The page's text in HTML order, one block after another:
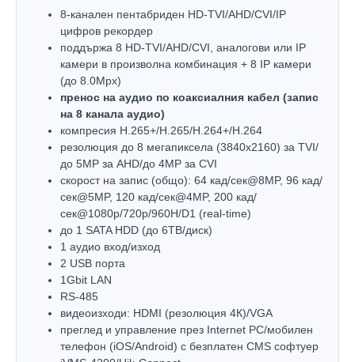
8-канален пентабриден HD-TVI/AHD/CVI/IP
цифров рекордер
поддържа 8 HD-TVI/AHD/CVI, аналогови или IP
камери в произволна комбинация + 8 IP камери
(до 8.0Mpx)
пренос на аудио по коаксиалния кабел (запис
на 8 канала аудио)
компресия H.265+/H.265/H.264+/H.264
резолюция до 8 мегапиксела (3840х2160) за TVI/
до 5MP за AHD/до 4MP за CVI
скорост на запис (общо): 64 кад/сек@8MP, 96 кад/
сек@5MP, 120 кад/сек@4MP, 200 кад/
сек@1080p/720p/960H/D1 (real-time)
до 1 SATA HDD (до 6ТВ/диск)
1 аудио вход/изход
2 USB порта
1Gbit LAN
RS-485
видеоизходи: HDMI (резолюция 4К)/VGA
преглед и управление през Internet PC/мобилен
телефон (iOS/Android) с безплатен CMS софтуер